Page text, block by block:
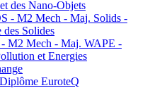
des Nano-Objets
- M2 Mech - Maj. Solids -
des Solides
M2 Mech - Maj. WAPE -
et Energies
EuroteQ